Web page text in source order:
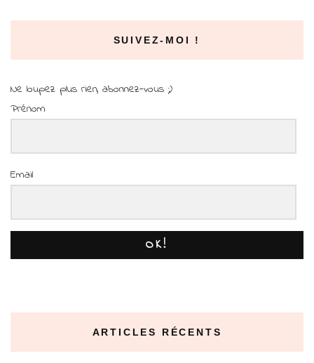
SUIVEZ-MOI !
Ne loupez plus rien, abonnez-vous ;)
Prénom
Email
OK!
ARTICLES RÉCENTS